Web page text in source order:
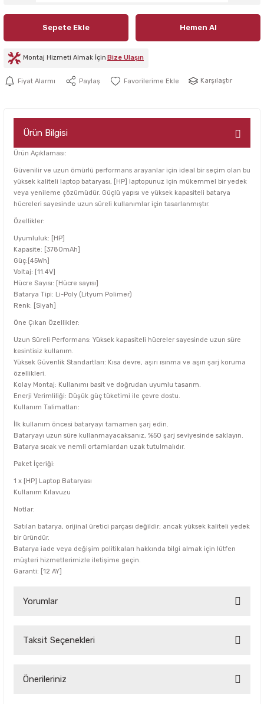
Sepete Ekle Hemen Al
Montaj Hizmeti Almak İçin Bize Ulaşın
Fiyat Alarmı Paylaş Karşılaştır
Ürün Bilgisi
Ürün Açıklaması:
Güvenilir ve uzun ömürlü performans arayanlar için ideal bir seçim olan bu
yüksek kaliteli laptop bataryası, [HP] laptopunuz için mükemmel bir yedek
veya yenileme çözümüdür. Güçlü yapısı ve yüksek kapasiteli batarya
hücreleri sayesinde uzun süreli kullanımlar için tasarlanmıştır.
Özellikler:
Uyumluluk: [HP]
Kapasite: [3780mAh]
Güç:[45Wh]
Voltaj: [11.4V]
Hücre Sayısı: [Hücre sayısı]
Batarya Tipi: Li-Poly (Lityum Polimer)
Renk: [Siyah]
Öne Çıkan Özellikler:
Uzun Süreli Performans: Yüksek kapasiteli hücreler sayesinde uzun süre
kesintisiz kullanım.
Yüksek Güvenlik Standartları: Kısa devre, aşırı ısınma ve aşırı şarj koruma
özellikleri.
Kolay Montaj: Kullanımı basit ve doğrudan uyumlu tasarım.
Enerji Verimliliği: Düşük güç tüketimi ile çevre dostu.
Kullanım Talimatları:
İlk kullanım öncesi bataryayı tamamen şarj edin.
Bataryayı uzun süre kullanmayacaksanız, %50 şarj seviyesinde saklayın.
Batarya sıcak ve nemli ortamlardan uzak tutulmalıdır.
Paket İçeriği:
1 x [HP] Laptop Bataryası
Kullanım Kılavuzu
Notlar:
Satılan batarya, orijinal üretici parçası değildir; ancak yüksek kaliteli yedek
bir üründür.
Batarya iade veya değişim politikaları hakkında bilgi almak için lütfen
müşteri hizmetlerimizle iletişime geçin.
Garanti: [12 AY]
Yorumlar
Bu ürüne ilk yorumu siz yapın!
Taksit Seçenekleri
Önerileriniz